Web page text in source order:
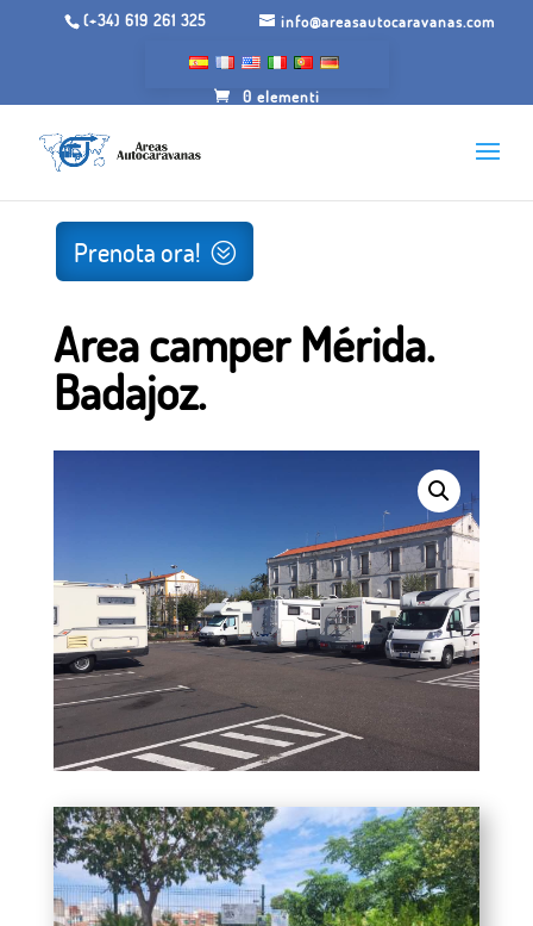
(+34) 619 261 325 info@areasautocaravanas.com
0 elementi
Prenota ora!
Area camper Mérida.
Badajoz.